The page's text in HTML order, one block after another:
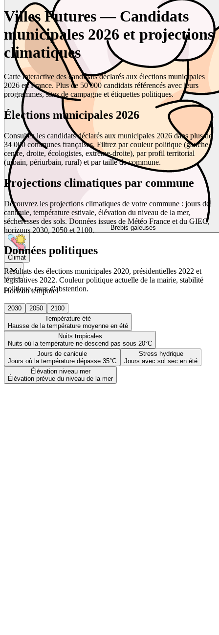
Brebis galeuses
Climat
Horizon temporel
2030 2050
2100
Température été
Hausse de la température moyenne en été
Nuits tropicales
Nuits où la température ne descend pas sous 20°C
Jours de canicule
Jours où la température dépasse 35°C
Stress hydrique
Jours avec sol sec en été
Élévation niveau mer
Élévation prévue du niveau de la mer
Villes Futures — Candidats
municipales 2026 et projections
climatiques
Carte interactive des candidats déclarés aux élections municipales
2026 en France. Plus de 50 000 candidats référencés avec leurs
programmes, sites de campagne et étiquettes politiques.
Élections municipales 2026
Consultez les candidats déclarés aux municipales 2026 dans plus de
34 000 communes françaises. Filtrez par couleur politique (gauche,
centre, droite, écologistes, extrême-droite), par profil territorial
(urbain, périurbain, rural) et par taille de commune.
Projections climatiques par commune
Découvrez les projections climatiques de votre commune : jours de
canicule, température estivale, élévation du niveau de la mer,
sécheresses des sols. Données issues de Météo France et du GIEC,
horizons 2030, 2050 et 2100.
Données politiques
Résultats des élections municipales 2020, présidentielles 2022 et
législatives 2022. Couleur politique actuelle de la mairie, stabilité
politique, taux d'abstention.